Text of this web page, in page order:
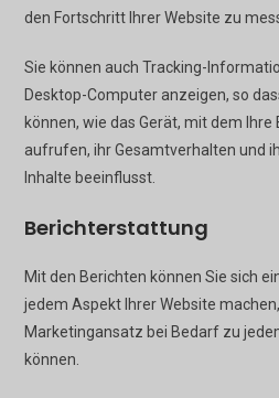
den Fortschritt Ihrer Website zu
Sie können auch Tracking-
Desktop-Computer anzeigen, so
können, wie das Gerät, mit dem Ihre
aufrufen, ihr Gesamtverhalten und
Inhalte beeinflusst.
Berichterstattung
Mit den Berichten können Sie sich
jedem Aspekt Ihrer Website
Marketingansatz bei Bedarf zu
können.